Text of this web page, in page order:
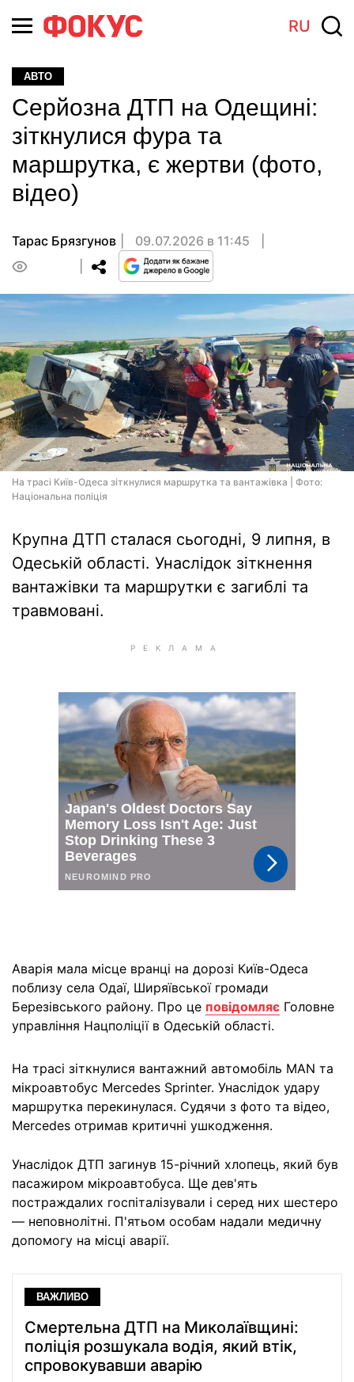
RU
АВТО
Серйозна ДТП на Одещині:
зіткнулися фура та
маршрутка, є жертви (фото,
відео)
Тарас Брязгунов
09.07.2026 в 11:45
На трасі Київ-Одеса зіткнулися маршрутка та вантажівка | Фото:
Національна поліція
Крупна ДТП сталася сьогодні, 9 липня, в
Одеській області. Унаслідок зіткнення
вантажівки та маршрутки є загиблі та
травмовані.
Аварія мала місце вранці на дорозі Київ-Одеса
поблизу села Одаї, Ширяївської громади
Березівського району. Про це повідомляє Головне
управління Нацполіції в Одеській області.
На трасі зіткнулися вантажний автомобіль MAN та
мікроавтобус Mercedes Sprinter. Унаслідок удару
маршрутка перекинулася. Судячи з фото та відео,
Mercedes отримав критичні ушкодження.
Унаслідок ДТП загинув 15-річний хлопець, який був
пасажиром мікроавтобуса. Ще дев'ять
постраждалих госпіталізували і серед них шестеро
— неповнолітні. П'ятьом особам надали медичну
допомогу на місці аварії.
ВАЖЛИВО
Смертельна ДТП на Миколаївщині:
поліція розшукала водія, який втік,
спровокувавши аварію